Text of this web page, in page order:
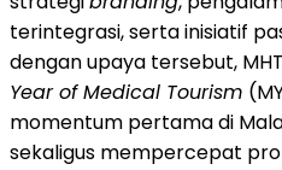
terintegrasi, serta inisiatif
dengan upaya tersebut,
Year of Medical Tourism
momentum pertama di
sekaligus mempercepat